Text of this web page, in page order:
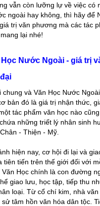
vẫn còn lưỡng lự về việc có
ngoài hay không, thì hãy để
trị văn phương mà các tác
lại nhé!
Học Nước Ngoài - giá trị
chung và Văn Học Nước
bản đó là giá trị nhận thức,
tác phẩm văn học nào
những triết lý nhân sinh
- Thiện - Mỹ.
hiện nay, cơ hội đi lại và
tiên tiến trên thế giới đối với
Văn Học chính là con đường
giao lưu, học tập, tiếp thu
loại. Từ cổ chí kim, nhà
sử tâm hồn văn hóa dân tộc.